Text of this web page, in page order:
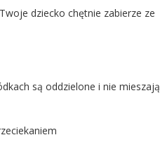
dziecko chętnie zabierze ze
są oddzielone i nie mieszają